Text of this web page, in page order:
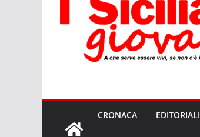
CRONACA EDITORIALI